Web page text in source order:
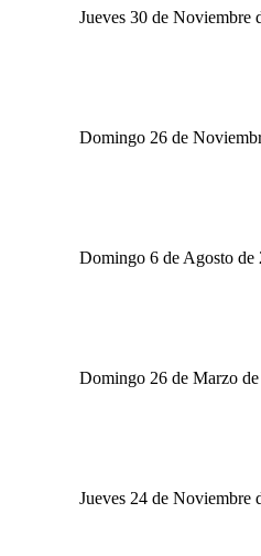
Jueves 30 de Noviembre
Domingo 26 de
Domingo 6 de Agosto de
Domingo 26 de Marzo
Jueves 24 de Noviembre